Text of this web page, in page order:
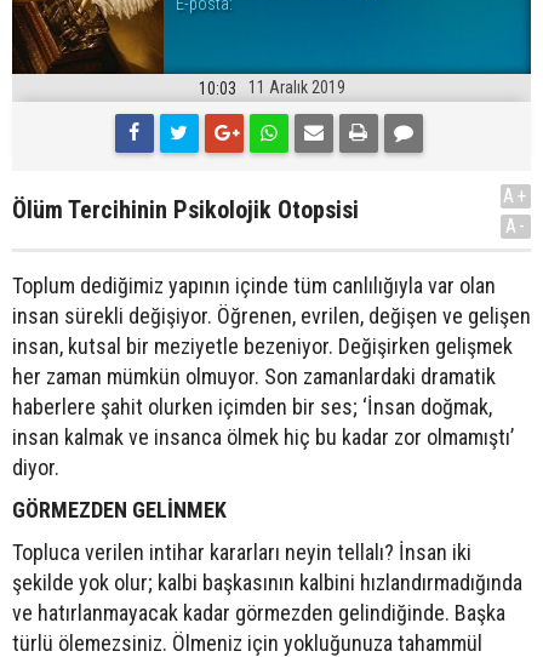
10:03 11 Aralık 2019
Ölüm Tercihinin Psikolojik Otopsisi
A+
A-
Toplum dediğimiz yapının içinde tüm canlılığıyla var olan
insan sürekli değişiyor. Öğrenen, evrilen, değişen ve gelişen
insan, kutsal bir meziyetle bezeniyor. Değişirken gelişmek
her zaman mümkün olmuyor. Son zamanlardaki dramatik
haberlere şahit olurken içimden bir ses; ‘İnsan doğmak,
insan kalmak ve insanca ölmek hiç bu kadar zor olmamıştı’
diyor.
GÖRMEZDEN GELİNMEK
Topluca verilen intihar kararları neyin tellalı? İnsan iki
şekilde yok olur; kalbi başkasının kalbini hızlandırmadığında
ve hatırlanmayacak kadar görmezden gelindiğinde. Başka
türlü ölemezsiniz. Ölmeniz için yokluğunuza tahammül